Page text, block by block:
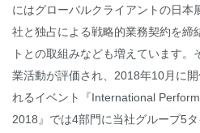
にはグローバルクライアントの日本
社と独占による戦略的業務契約を締
トとの取組みなども増えています
業活動が評価され、2018年10月に
れるイベント『International
2018』では4部門に当社グループ5